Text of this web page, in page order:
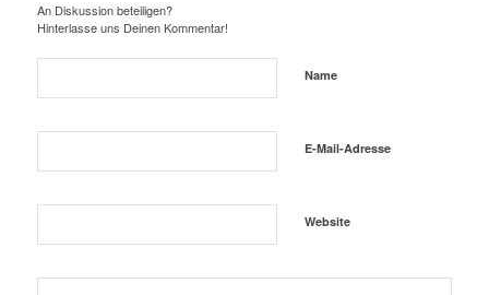
An Diskussion beteiligen?
Hinterlasse uns Deinen Kommentar!
Name
E-Mail-Adresse
Website